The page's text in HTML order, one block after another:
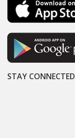
STAY CONNECTED